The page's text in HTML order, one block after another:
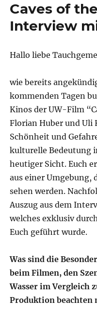
Caves of
Interview
Hallo liebe
wie bereits
kommenden Tagen
Kinos der UW-Film
Florian Huber und Uli
Schönheit und
kulturelle Bedeutung
heutiger Sicht. Euch
aus einer Umgebung,
sehen werden.
Auszug aus dem
welches exklusiv
Euch geführt wurde.
Was sind die
beim Filmen, den
Wasser im Vergleich
Produktion beachten